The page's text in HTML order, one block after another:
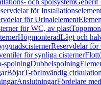
och spolsystemGeberit
för
för Urinalelement
för WC, av plast
HögmonteradLågt och
Reservdelar för
för synliga cisterner
spolningDubbelspolning
BöjarT-rörInvändig cirkulation
AnslutningarFördelare